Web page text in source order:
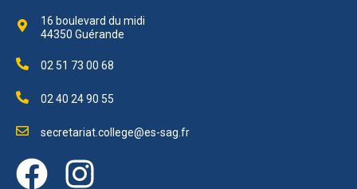
16 boulevard du midi
44350 Guérande
02 51 73 00 68
02 40 24 90 55
secretariat.college@es-sag.fr